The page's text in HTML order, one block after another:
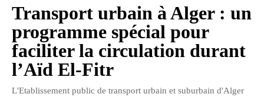
Transport urbain à Alger : un
programme spécial pour
faciliter la circulation durant
l’Aïd El-Fitr
L'Etablissement public de transport urbain et suburbain d'Alger